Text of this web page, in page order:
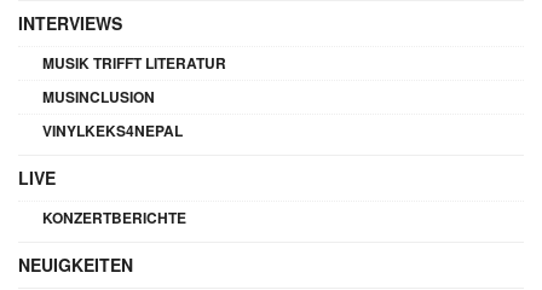
INTERVIEWS
MUSIK TRIFFT LITERATUR
MUSINCLUSION
VINYLKEKS4NEPAL
LIVE
KONZERTBERICHTE
NEUIGKEITEN